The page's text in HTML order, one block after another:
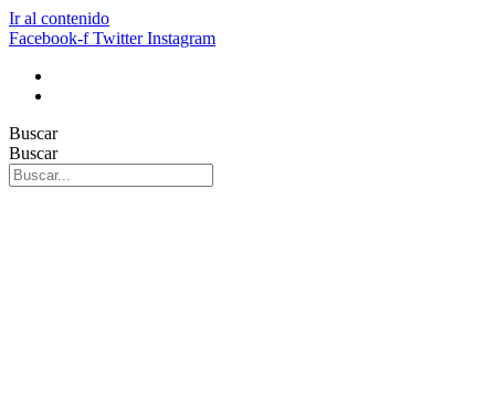
Ir al contenido
Facebook-f Twitter Instagram
Buscar
Buscar